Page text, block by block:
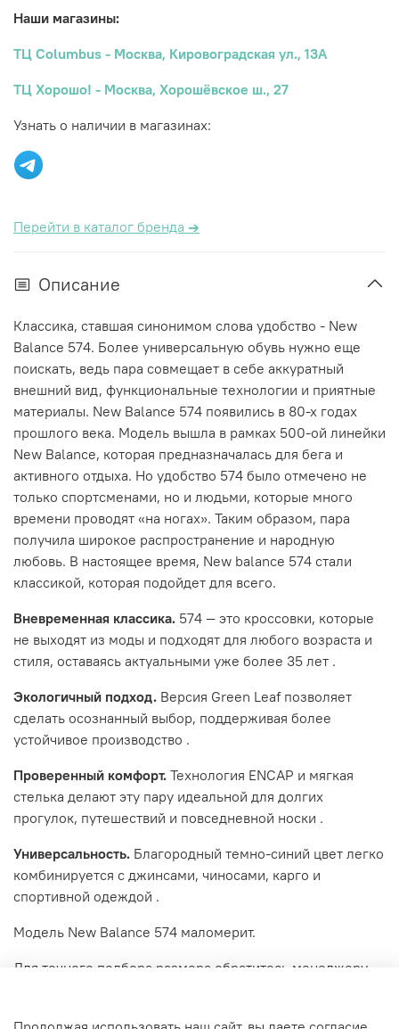
Наши магазины:
ТЦ Columbus - Москва, Кировоградская ул., 13А
ТЦ Хорошо! - Москва, Хорошёвское ш., 27
Узнать о наличии в магазинах:
Перейти в каталог бренда →
Описание
Классика, ставшая синонимом слова удобство - New
Balance 574. Более универсальную обувь нужно еще
поискать, ведь пара совмещает в себе аккуратный
внешний вид, функциональные технологии и приятные
материалы. New Balance 574 появились в 80-х годах
прошлого века. Модель вышла в рамках 500-ой линейки
New Balance, которая предназначалась для бега и
активного отдыха. Но удобство 574 было отмечено не
только спортсменами, но и людьми, которые много
времени проводят «на ногах». Таким образом, пара
получила широкое распространение и народную
любовь. В настоящее время, New balance 574 стали
классикой, которая подойдет для всего.
Вневременная классика. 574 — это кроссовки, которые
не выходят из моды и подходят для любого возраста и
стиля, оставаясь актуальными уже более 35 лет .
Экологичный подход. Версия Green Leaf позволяет
сделать осознанный выбор, поддерживая более
устойчивое производство .
Проверенный комфорт. Технология ENCAP и мягкая
стелька делают эту пару идеальной для долгих
прогулок, путешествий и повседневной носки .
Универсальность. Благородный темно-синий цвет легко
комбинируется с джинсами, чиносами, карго и
спортивной одеждой .
Модель New Balance 574 маломерит.
Для точного подбора размера обратитесь менеджеру.